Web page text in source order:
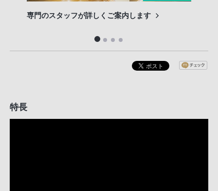
専門のスタッフが詳しくご案内します
特長